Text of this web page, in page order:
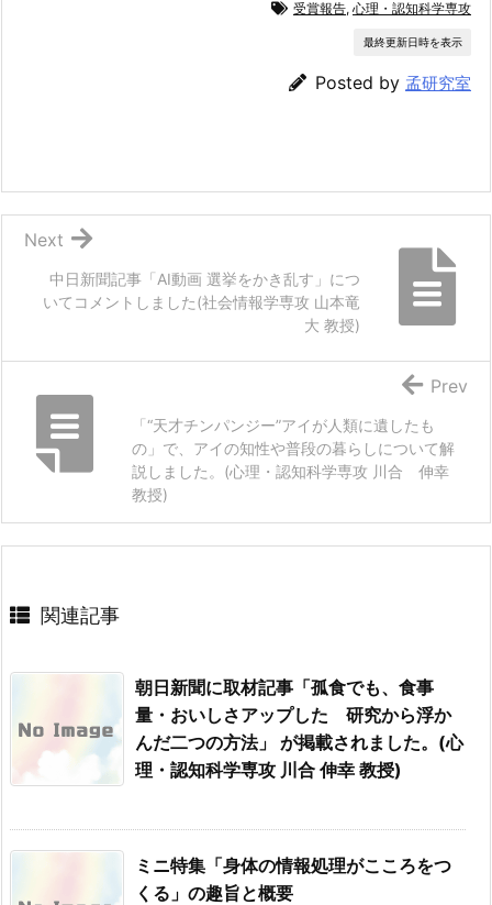
受賞報告, 心理・認知科学専攻
最終更新日時を表示
Posted by 孟研究室
中日新聞記事「AI動画 選挙をかき乱す」につ
いてコメントしました(社会情報学専攻 山本竜
大 教授)
Next
「“天才チンパンジー”アイが人類に遺したも
の」で、アイの知性や普段の暮らしについて解
説しました。(心理・認知科学専攻 川合 伸幸
教授)
Prev
関連記事
朝日新聞に取材記事「孤食でも、食事
量・おいしさアップした 研究から浮か
んだ二つの方法」 が掲載されました。(心
理・認知科学専攻 川合 伸幸 教授)
ミニ特集「身体の情報処理がこころをつ
くる」の趣旨と概要